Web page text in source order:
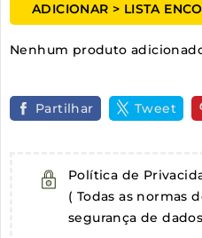
ADICIONAR > LISTA
Nenhum produto
Partilhar Tweet
Política de
( Todas as normas
segurança de